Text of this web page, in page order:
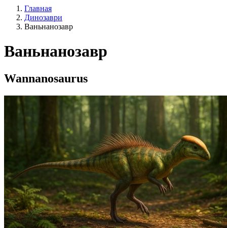
Главная
Динозаври
Ваньнанозавр
Ваньнанозавр
Wannanosaurus